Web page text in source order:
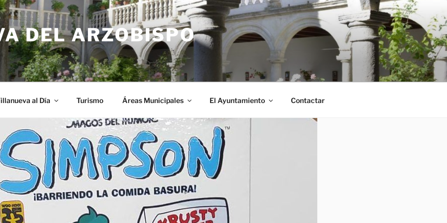
DEL ARZOBISPO
al Día Turismo Áreas Municipales El Ayuntamiento Contactar